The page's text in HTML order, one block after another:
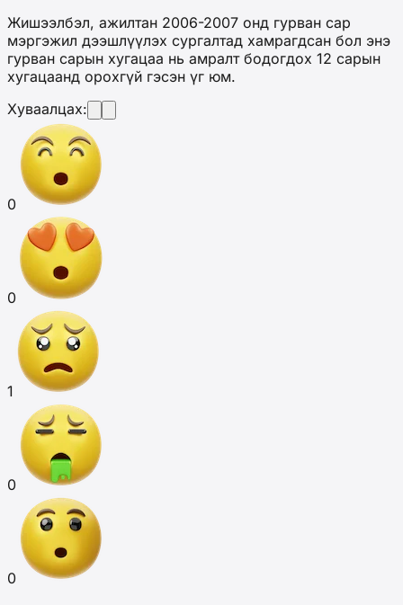
Жишээлбэл, ажилтан 2006-2007 онд гурван сар
мэргэжил дээшлүүлэх сургалтад хамрагдсан бол энэ
гурван сарын хугацаа нь амралт бодогдох 12 сарын
хугацаанд орохгүй гэсэн үг юм.
Хуваалцах:
0
0
1
0
0